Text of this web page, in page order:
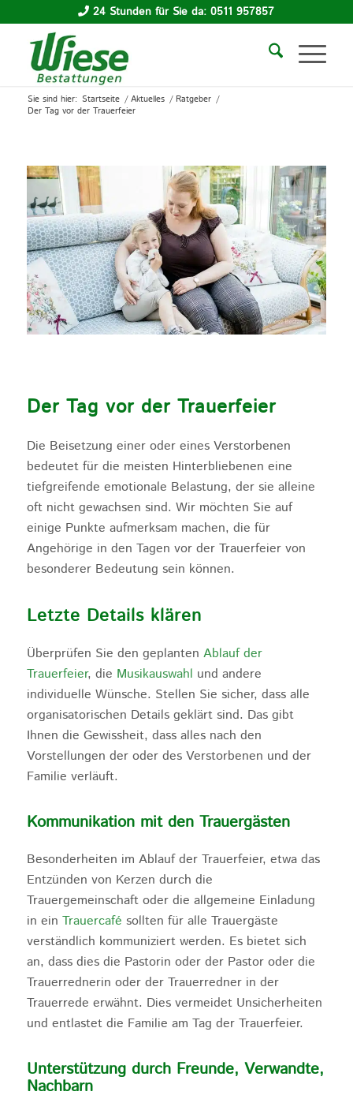
24 Stunden für Sie da: 0511 957857
Sie sind hier: Startseite / Aktuelles / Ratgeber /
Der Tag vor der Trauerfeier
Der Tag vor der Trauerfeier
Die Beisetzung einer oder eines Verstorbenen
bedeutet für die meisten Hinterbliebenen eine
tiefgreifende emotionale Belastung, der sie alleine
oft nicht gewachsen sind. Wir möchten Sie auf
einige Punkte aufmerksam machen, die für
Angehörige in den Tagen vor der Trauerfeier von
besonderer Bedeutung sein können.
Letzte Details klären
Überprüfen Sie den geplanten Ablauf der
Trauerfeier, die Musikauswahl und andere
individuelle Wünsche. Stellen Sie sicher, dass alle
organisatorischen Details geklärt sind. Das gibt
Ihnen die Gewissheit, dass alles nach den
Vorstellungen der oder des Verstorbenen und der
Familie verläuft.
Kommunikation mit den Trauergästen
Besonderheiten im Ablauf der Trauerfeier, etwa das
Entzünden von Kerzen durch die
Trauergemeinschaft oder die allgemeine Einladung
in ein Trauercafé sollten für alle Trauergäste
verständlich kommuniziert werden. Es bietet sich
an, dass dies die Pastorin oder der Pastor oder die
Trauerrednerin oder der Trauerredner in der
Trauerrede erwähnt. Dies vermeidet Unsicherheiten
und entlastet die Familie am Tag der Trauerfeier.
Unterstützung durch Freunde, Verwandte,
Nachbarn